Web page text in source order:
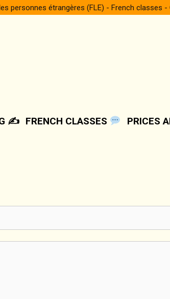
personnes étrangères (FLE) - French classes
✍️ FRENCH CLASSES PRICES